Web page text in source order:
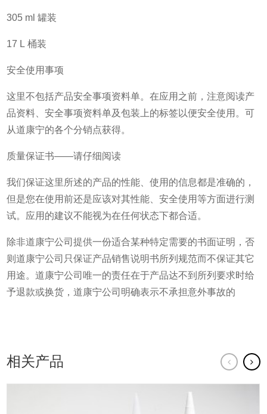
305 ml 罐装
17 L 桶装
安全使用事项
这里不包括产品安全事项资料单。在应用之前，注意阅读产
品资料、安全事项资料单及包装上的标签以便安全使用。可
从道康宁的各个分销点获得。
质量保证书——请仔细阅读
我们保证这里所述的产品的性能、使用的信息都是准确的，
但是您在使用前还是应该对其性能、安全使用等方面进行测
试。应用的建议不能视为在任何状态下都合适。
除非道康宁公司提供一份适合某种特定需要的书面证明，否
则道康宁公司只保证产品销售说明书所列规范而不保证其它
用途。道康宁公司唯一的责任在于产品达不到所列要求时给
予退款或换货，道康宁公司明确表示不承担意外事故的
相关产品